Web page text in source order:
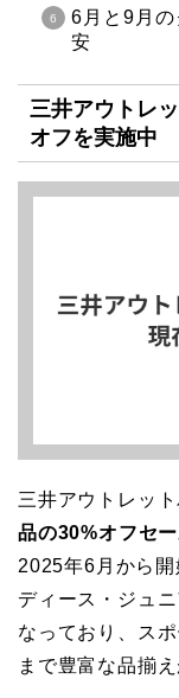
6月と9月
安
三井アウトレ
オフを実施中
三井アウトレッ
品の30%オフセ
2025年6月から
ディース・ジュ
なっており、ス
まで豊富な品揃え